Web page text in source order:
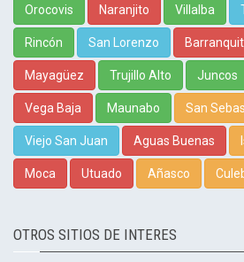
Orocovis Naranjito Villalba
Rincón San Lorenzo
Mayagüez Trujillo Alto Juncos
Vega Baja Maunabo San
Viejo San Juan Aguas Buenas
Moca Utuado Añasco
OTROS SITIOS DE INTERES